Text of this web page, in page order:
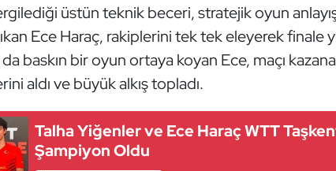
üstün teknik beceri, stratejik oyun
Ece Haraç, rakiplerini tek tek eleyerek finale
da baskın bir oyun ortaya koyan Ece, maçı
aldı ve büyük alkış topladı.
Talha Yiğenler ve Ece Haraç WTT
Şampiyon Oldu